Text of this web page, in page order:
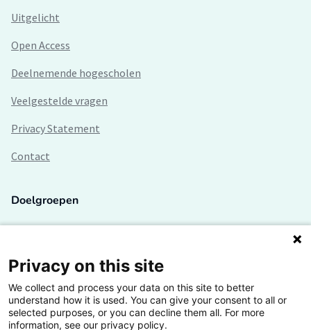
Uitgelicht
Open Access
Deelnemende hogescholen
Veelgestelde vragen
Privacy Statement
Contact
Doelgroepen
Lectoren en onderzoekers
Bedrijven
Hogescholen
Privacy on this site
We collect and process your data on this site to better
understand how it is used. You can give your consent to all or
selected purposes, or you can decline them all. For more
information, see our privacy policy.